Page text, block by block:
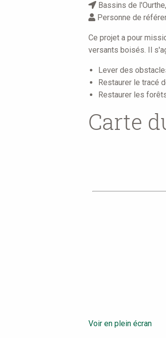
Bassins de
Personne de
Ce projet a pour
versants boisés. Il
Lever des
Restaurer le tracé
Restaurer les
Carte
Voir en plein écran